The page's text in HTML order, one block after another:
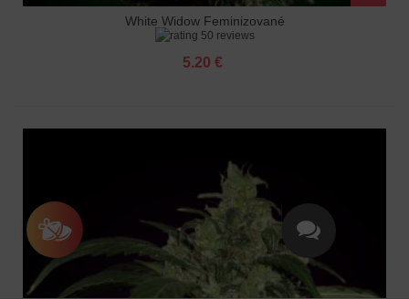
White Widow Feminizované
50 reviews
5.20 €